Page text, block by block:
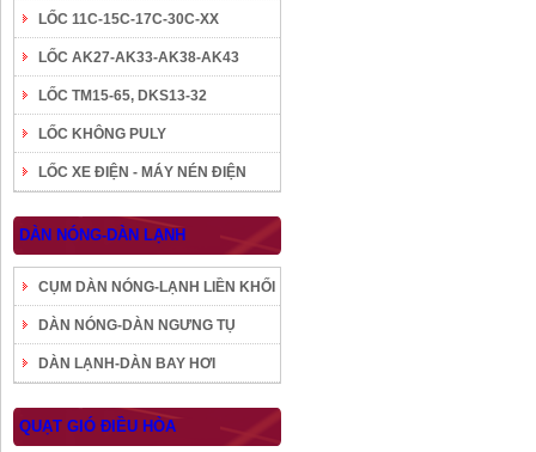
LỐC 11C-15C-17C-30C-XX
LỐC AK27-AK33-AK38-AK43
LỐC TM15-65, DKS13-32
LỐC KHÔNG PULY
LỐC XE ĐIỆN - MÁY NÉN ĐIỆN
DÀN NÓNG-DÀN LẠNH
CỤM DÀN NÓNG-LẠNH LIỀN KHỐI
DÀN NÓNG-DÀN NGƯNG TỤ
DÀN LẠNH-DÀN BAY HƠI
QUẠT GIÓ ĐIỀU HÒA